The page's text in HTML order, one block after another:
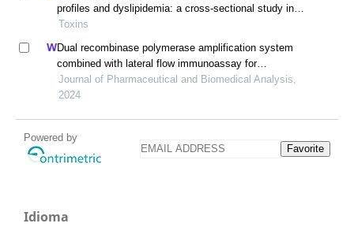
profiles and dyslipidemia: a cross-sectional study in
hunan province, china
Toxins
Dual recombinase polymerase amplification system
combined with lateral flow immunoassay for
simultaneous detection of staphylococcus aureus and
vibrio parahaemolyticus
Journal of Pharmaceutical and Biomedical Analysis,
2024
Powered by
Favorite
Idioma